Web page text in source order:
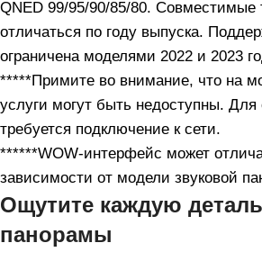
QNED 99/95/90/85/80. Совместимые
отличаться по году выпуска.
ограничена моделями 2022 и 2023
*****Примите во внимание, что на
услуги могут быть недоступны. Для
требуется подключение к сети.
******WOW-интерфейс может
зависимости от модели звуковой
Ощутите каждую
панорамы